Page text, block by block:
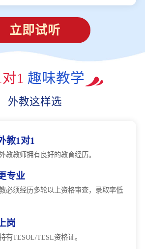
立即试听
对1 趣味教学
外教这样选
教1对1
教教师拥有良好的教育经历。
专业
必须经历多轮以上资格审查，录取率低
岗
有TESOL/TESL资格证。